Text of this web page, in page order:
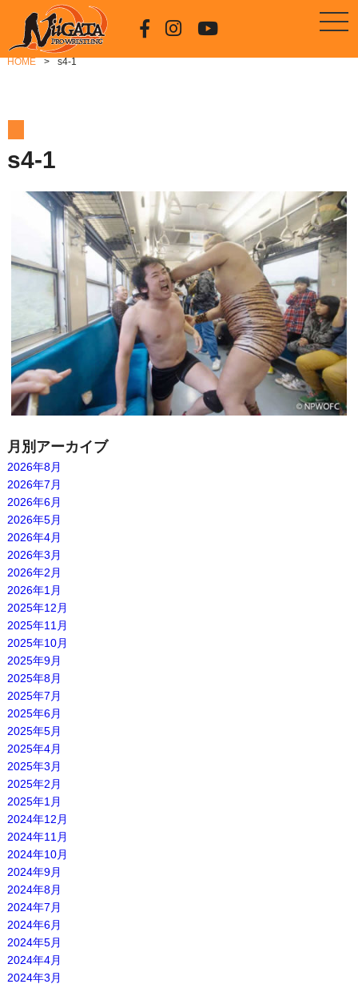
HOME s4-1
s4-1
月別アーカイブ
2026年8月
2026年7月
2026年6月
2026年5月
2026年4月
2026年3月
2026年2月
2026年1月
2025年12月
2025年11月
2025年10月
2025年9月
2025年8月
2025年7月
2025年6月
2025年5月
2025年4月
2025年3月
2025年2月
2025年1月
2024年12月
2024年11月
2024年10月
2024年9月
2024年8月
2024年7月
2024年6月
2024年5月
2024年4月
2024年3月